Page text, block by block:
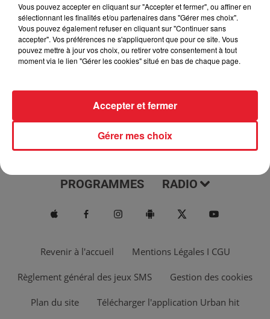
Le Morning Show
ACTUS MUSIQUES
PROGRAMMES RADIO
Revenir à l'accueil Mentions Légales I CGU
Règlement général des jeux SMS Gestion des cookies
Plan du site Télécharger l'application Urban hit
Vous pouvez accepter en cliquant sur "Accepter et fermer", ou affiner en
sélectionnant les finalités et/ou partenaires dans "Gérer mes choix".
Vous pouvez également refuser en cliquant sur "Continuer sans
accepter". Vos préférences ne s'appliqueront que pour ce site. Vous
pouvez mettre à jour vos choix, ou retirer votre consentement à tout
moment via le lien "Gérer les cookies" situé en bas de chaque page.
Gérer mes choix
Accepter et fermer